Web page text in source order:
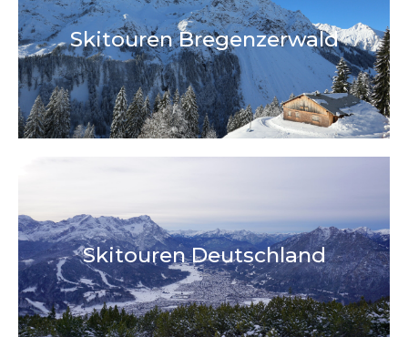
Skitouren Bregenzerwald
Skitouren Deutschland